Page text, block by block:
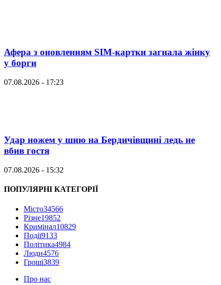
Афера з оновленням SIM-картки загнала жінку
у борги
07.08.2026 - 17:23
Удар ножем у шию на Бердичівщині ледь не
вбив гостя
07.08.2026 - 15:32
ПОПУЛЯРНІ КАТЕГОРІЇ
Місто34566
Різне19852
Кримінал10829
Події9133
Політика4984
Люди4576
Гроші3839
Про нас